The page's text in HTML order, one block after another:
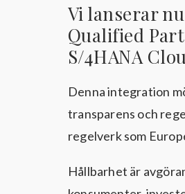
Vi lanserar
Qualified
S/4HANA
Denna integration
transparens och
regelverk som
Hållbarhet är